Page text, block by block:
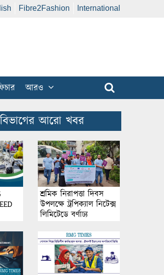
Fibre2Fashion International
আরও
আরো খবর
শ্রমিক নিরাপত্তা দিবস
উপলক্ষে ট্রপিক্যাল নিটেক্স
লিমিটেডে বর্ণাঢ্য